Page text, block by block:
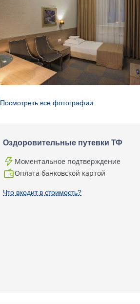
Посмотреть все фотографии
Оздоровительные путевки ТФ
Моментальное подтверждение
Оплата банковской картой
Что входит в стоимость?